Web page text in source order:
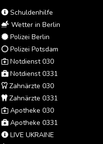
Schuldenhilfe
Wetter in Berlin
Polizei Berlin
Polizei Potsdam
Notdienst 030
Notdienst 0331
Zahnärzte 030
Zahnärzte 0331
Apotheke 030
Apotheke 0331
LIVE UKRAINE